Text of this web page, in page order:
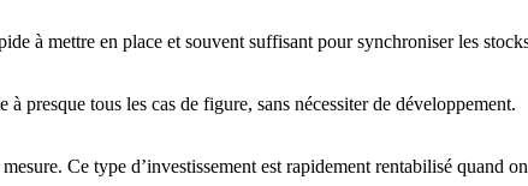
à mettre en place et souvent suffisant pour synchroniser les
presque tous les cas de figure, sans nécessiter de développement.
Ce type d’investissement est rapidement rentabilisé quand